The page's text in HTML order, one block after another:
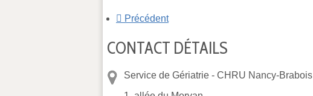
Précédent
CONTACT DÉTAILS
Service de Gériatrie - CHRU Nancy-Brabois